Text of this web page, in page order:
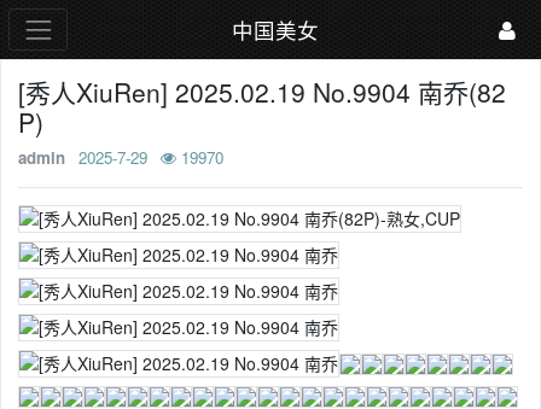
中国美女
[秀人XiuRen] 2025.02.19 No.9904 南乔(82
P)
admin 2025-7-29 19970